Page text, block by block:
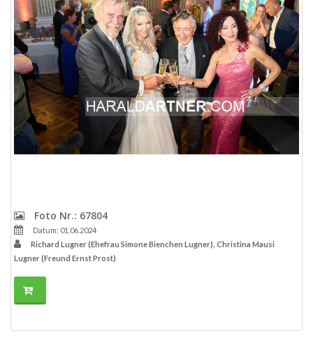
Foto Nr.: 67804
Datum: 01.06.2024
Richard Lugner (Ehefrau Simone Bienchen Lugner), Christina Mausi
Lugner (Freund Ernst Prost)